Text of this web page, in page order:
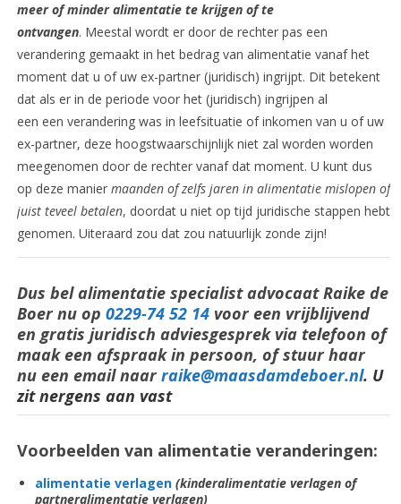
meer of minder alimentatie te krijgen of te
ontvangen. Meestal wordt er door de rechter pas een
verandering gemaakt in het bedrag van alimentatie vanaf het
moment dat u of uw ex-partner (juridisch) ingrijpt. Dit betekent
dat als er in de periode voor het (juridisch) ingrijpen al
een een verandering was in leefsituatie of inkomen van u of uw
ex-partner, deze hoogstwaarschijnlijk niet zal worden worden
meegenomen door de rechter vanaf dat moment. U kunt dus
op deze manier maanden of zelfs jaren in alimentatie mislopen of
juist teveel betalen, doordat u niet op tijd juridische stappen hebt
genomen. Uiteraard zou dat zou natuurlijk zonde zijn!
Dus bel alimentatie specialist advocaat Raike de
Boer nu op 0229-74 52 14 voor een vrijblijvend
en gratis juridisch adviesgesprek via telefoon of
maak een afspraak in persoon, of stuur haar
nu een email naar raike@maasdamdeboer.nl. U
zit nergens aan vast
Voorbeelden van alimentatie veranderingen:
alimentatie verlagen (kinderalimentatie verlagen of
partneralimentatie verlagen)